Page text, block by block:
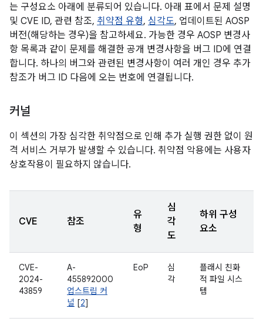
는 구성요소 아래에 분류되어 있습니다. 아래 표에서 문제 설명
및 CVE ID, 관련 참조, 취약점 유형, 심각도, 업데이트된 AOSP
버전(해당하는 경우)을 참고하세요. 가능한 경우 AOSP 변경사
항 목록과 같이 문제를 해결한 공개 변경사항을 버그 ID에 연결
합니다. 하나의 버그와 관련된 변경사항이 여러 개인 경우 추가
참조가 버그 ID 다음에 오는 번호에 연결됩니다.
커널
이 섹션의 가장 심각한 취약점으로 인해 추가 실행 권한 없이 원
격 서비스 거부가 발생할 수 있습니다. 취약점 악용에는 사용자
상호작용이 필요하지 않습니다.
CVE 참조
유
형
심
각
도
하위 구성
요소
CVE-
2024-
43859
A-
455892000
업스트림 커
널 [2]
EoP
심
각
플래시 친화
적 파일 시스
템